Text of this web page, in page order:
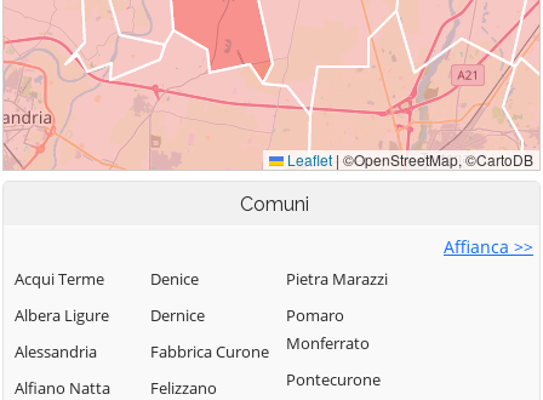
Comuni
Affianca >>
Acqui Terme
Albera Ligure
Alessandria
Alfiano Natta
Denice
Dernice
Fabbrica Curone
Felizzano
Pietra Marazzi
Pomaro
Monferrato
Pontecurone